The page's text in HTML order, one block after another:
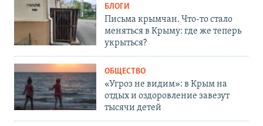
БЛОГИ
Письма крымчан. Что-то стало
меняться в Крыму: где же теперь
укрыться?
ОБЩЕСТВО
«Угроз не видим»: в Крым на
отдых и оздоровление завезут
тысячи детей